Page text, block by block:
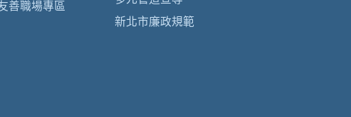
善職場專區
新北市廉政規範